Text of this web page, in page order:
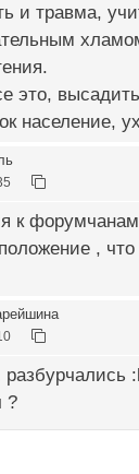
и травма,
это,
население,
к
,
?